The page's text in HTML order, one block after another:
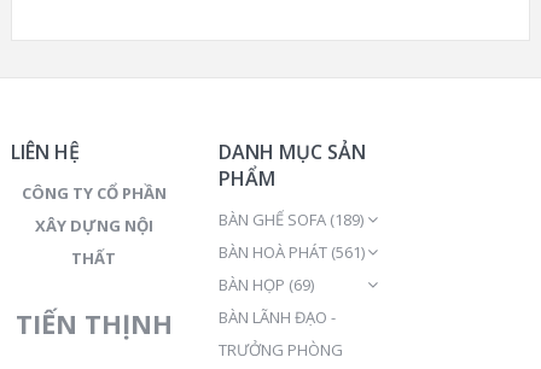
LIÊN HỆ
CÔNG TY CỔ PHẦN
XÂY DỰNG NỘI
THẤT
TIẾN THỊNH
DANH MỤC SẢN
PHẨM
BÀN GHẾ SOFA (189)
BÀN HOÀ PHÁT (561)
BÀN HỌP (69)
BÀN LÃNH ĐẠO -
TRƯỞNG PHÒNG